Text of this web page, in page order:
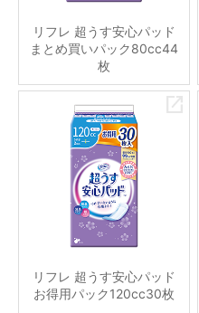
リフレ 超うす安心パッド
まとめ買いパック80cc44
枚
リフレ 超うす安心パッド
お得用パック120cc30枚